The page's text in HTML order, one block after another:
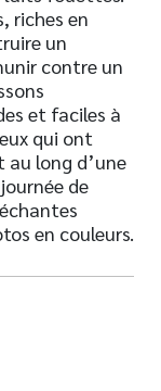
riches en
un
contre un
et faciles à
qui ont
au long d’une
de
en couleurs.